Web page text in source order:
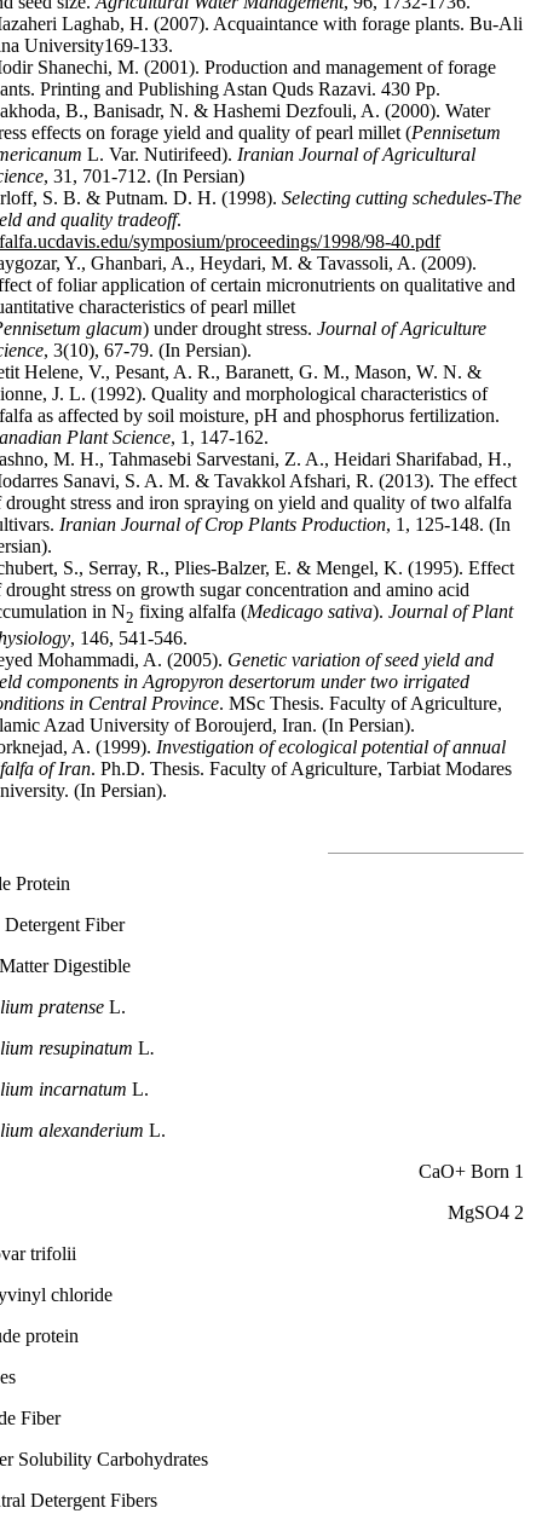
Laghab, H. (2007). Acquaintance with forage plants. Bu-Ali
University169-133.
Shanechi, M. (2001). Production and management of forage
Printing and Publishing Astan Quds Razavi. 430 Pp.
B., Banisadr, N. & Hashemi Dezfouli, A. (2000). Water
effects on forage yield and quality of pearl millet (Pennisetum
L. Var. Nutirifeed). Iranian Journal of Agricultural
, 31, 701-712. (In Persian)
S. B. & Putnam. D. H. (1998). Selecting cutting schedules-The
and quality tradeoff.
symposium/proceedings/1998/98-40.pdf
Y., Ghanbari, A., Heydari, M. & Tavassoli, A. (2009).
of foliar application of certain micronutrients on qualitative and
characteristics of pearl millet
glacum) under drought stress. Journal of Agriculture
, 3(10), 67-79. (In Persian).
Helene, V., Pesant, A. R., Baranett, G. M., Mason, W. N. &
J. L. (1992). Quality and morphological characteristics of
as affected by soil moisture, pH and phosphorus fertilization.
Plant Science, 1, 147-162.
M. H., Tahmasebi Sarvestani, Z. A., Heidari Sharifabad, H.,
Sanavi, S. A. M. & Tavakkol Afshari, R. (2013). The effect
drought stress and iron spraying on yield and quality of two alfalfa
Iranian Journal of Crop Plants Production, 1, 125-148. (In
S., Serray, R., Plies-Balzer, E. & Mengel, K. (1995). Effect
drought stress on growth sugar concentration and amino acid
in N2 fixing alfalfa (Medicago sativa). Journal of Plant
, 146, 541-546.
Mohammadi, A. (2005). Genetic variation of seed yield and
components in Agropyron desertorum under two irrigated
in Central Province. MSc Thesis. Faculty of Agriculture,
Azad University of Boroujerd, Iran. (In Persian).
A. (1999). Investigation of ecological potential of annual
of Iran. Ph.D. Thesis. Faculty of Agriculture, Tarbiat Modares
(In Persian).
Protein
Fiber
Digestible
pratense L.
resupinatum L.
incarnatum L.
alexanderium L.
1 CaO+ Born
2 MgSO4
trifolii
chloride
protein
Fiber
Solubility Carbohydrates
Detergent Fibers